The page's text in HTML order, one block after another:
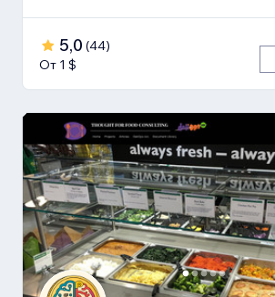
5,0 (44)
От 1 $